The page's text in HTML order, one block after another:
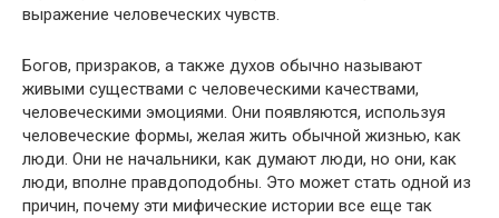
выражение человеческих чувств.
Богов, призраков, а также духов обычно называют
живыми существами с человеческими качествами,
человеческими эмоциями. Они появляются, используя
человеческие формы, желая жить обычной жизнью, как
люди. Они не начальники, как думают люди, но они, как
люди, вполне правдоподобны. Это может стать одной из
причин, почему эти мифические истории все еще так